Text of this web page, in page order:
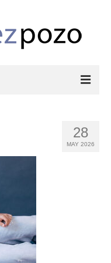
28
MAY 2026